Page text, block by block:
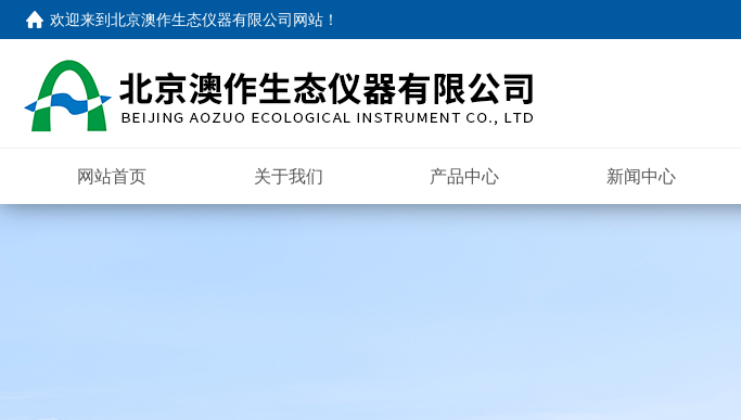
欢迎来到北京澳作生态仪器有限公司网站 ！
网站首页 关于我们 产品中心 新闻中心